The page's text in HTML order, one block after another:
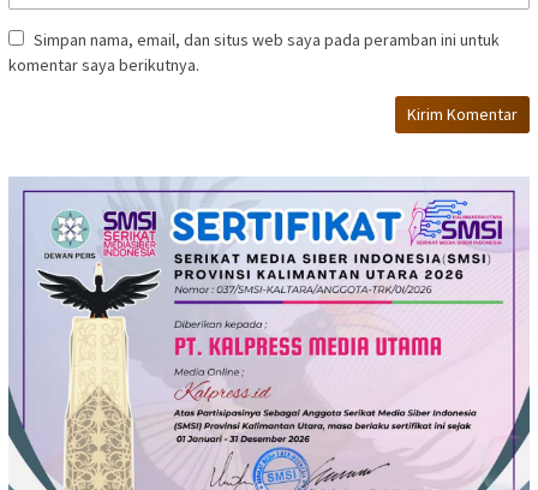
Simpan nama, email, dan situs web saya pada peramban ini untuk
komentar saya berikutnya.